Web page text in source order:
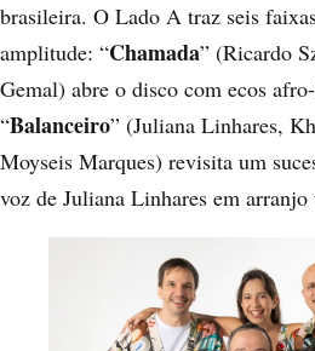
brasileira. O Lado A traz seis
amplitude: “Chamada” (Ricardo
Gemal) abre o disco com ecos
“Balanceiro” (Juliana Linhares,
Moyseis Marques) revisita um
voz de Juliana Linhares em arranjo